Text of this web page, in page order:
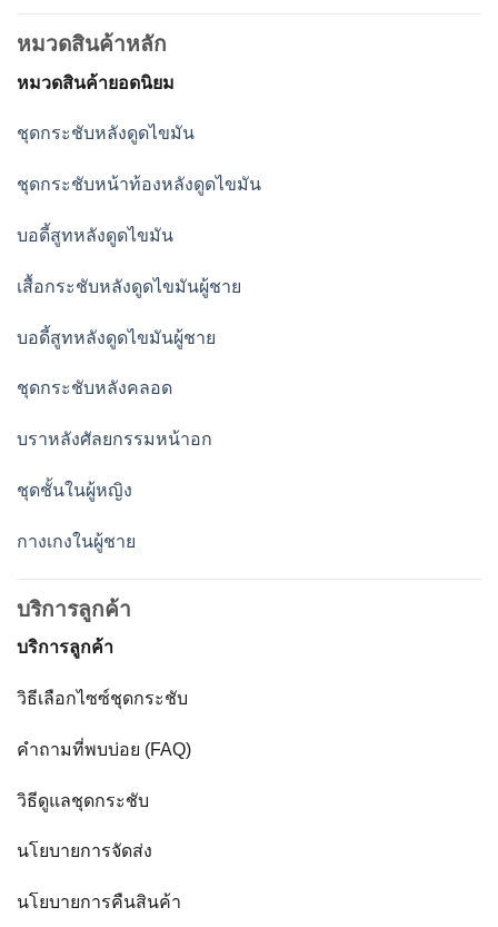
หมวดสินค้าหลัก
หมวดสินค้ายอดนิยม
ชุดกระชับหลังดูดไขมัน
ชุดกระชับหน้าท้องหลังดูดไขมัน
บอดี้สูทหลังดูดไขมัน
เสื้อกระชับหลังดูดไขมันผู้ชาย
บอดี้สูทหลังดูดไขมันผู้ชาย
ชุดกระชับหลังคลอด
บราหลังศัลยกรรมหน้าอก
ชุดชั้นในผู้หญิง
กางเกงในผู้ชาย
บริการลูกค้า
บริการลูกค้า
วิธีเลือกไซซ์ชุดกระชับ
คำถามที่พบบ่อย (FAQ)
วิธีดูแลชุดกระชับ
นโยบายการจัดส่ง
นโยบายการคืนสินค้า